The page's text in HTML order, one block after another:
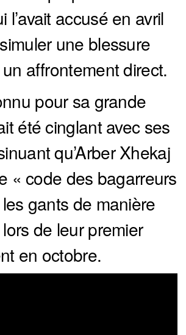
l’avait accusé en avril
une blessure
affrontement direct.
pour sa grande
été cinglant avec ses
qu’Arber Xhekaj
« code des bagarreurs
gants de manière
de leur premier
en octobre.